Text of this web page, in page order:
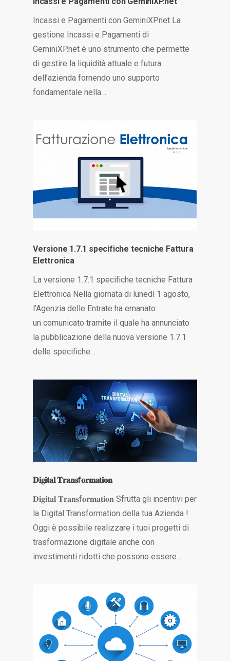
Incassi e Pagamenti con GeminiXP.net La
gestione Incassi e Pagamenti di
GeminiXP.net è uno strumento che permette
di gestire la liquidità attuale e futura
dell’azienda fornendo uno supporto
fondamentale nella…
Versione 1.7.1 specifiche tecniche Fattura
Elettronica
La versione 1.7.1 specifiche tecniche Fattura
Elettronica Nella giornata di lunedì 1 agosto,
l’Agenzia delle Entrate ha emanato
un comunicato tramite il quale ha annunciato
la pubblicazione della nuova versione 1.7.1
delle specifiche…
𝐃𝐢𝐠𝐢𝐭𝐚𝐥 𝐓𝐫𝐚𝐧𝐬f𝐨𝐫𝐦𝐚𝐭𝐢𝐨𝐧
𝐃𝐢𝐠𝐢𝐭𝐚𝐥 𝐓𝐫𝐚𝐧𝐬f𝐨𝐫𝐦𝐚𝐭𝐢𝐨𝐧 Sfrutta gli incentivi per
la Digital Transformation della tua Azienda !
Oggi è possibile realizzare i tuoi progetti di
trasformazione digitale anche con
investimenti ridotti che possono essere…